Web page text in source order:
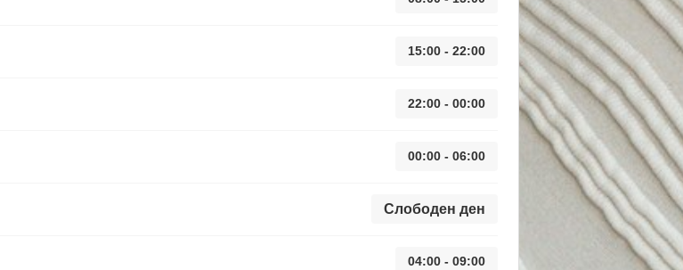
15:00 - 22:00
22:00 - 00:00
00:00 - 06:00
Слободен ден
04:00 - 09:00